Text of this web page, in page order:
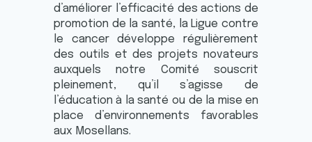
d’améliorer l’efficacité des actions de
promotion de la santé, la Ligue contre
le cancer développe régulièrement
des outils et des projets novateurs
auxquels notre Comité souscrit
pleinement, qu’il s’agisse de
l’éducation à la santé ou de la mise en
place d’environnements favorables
aux Mosellans.